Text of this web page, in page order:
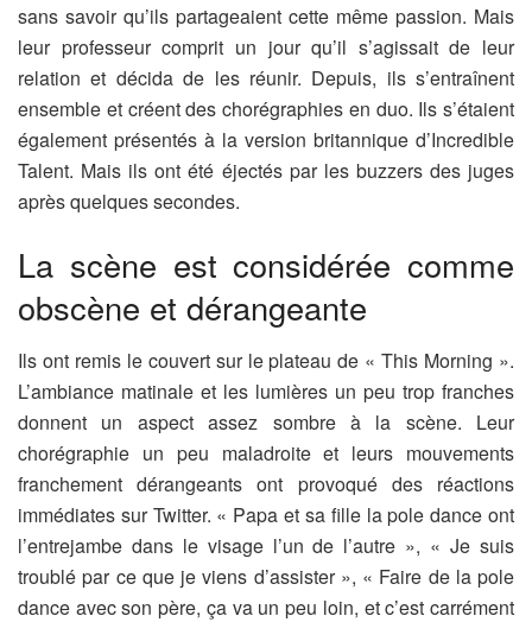
sans savoir qu’ils partageaient cette même passion. Mais
leur professeur comprit un jour qu’il s’agissait de leur
relation et décida de les réunir. Depuis, ils s’entraînent
ensemble et créent des chorégraphies en duo. Ils s’étaient
également présentés à la version britannique d’Incredible
Talent. Mais ils ont été éjectés par les buzzers des juges
après quelques secondes.
La scène est considérée comme
obscène et dérangeante
Ils ont remis le couvert sur le plateau de « This Morning ».
L’ambiance matinale et les lumières un peu trop franches
donnent un aspect assez sombre à la scène. Leur
chorégraphie un peu maladroite et leurs mouvements
franchement dérangeants ont provoqué des réactions
immédiates sur Twitter. « Papa et sa fille la pole dance ont
l’entrejambe dans le visage l’un de l’autre », « Je suis
troublé par ce que je viens d’assister », « Faire de la pole
dance avec son père, ça va un peu loin, et c’est carrément